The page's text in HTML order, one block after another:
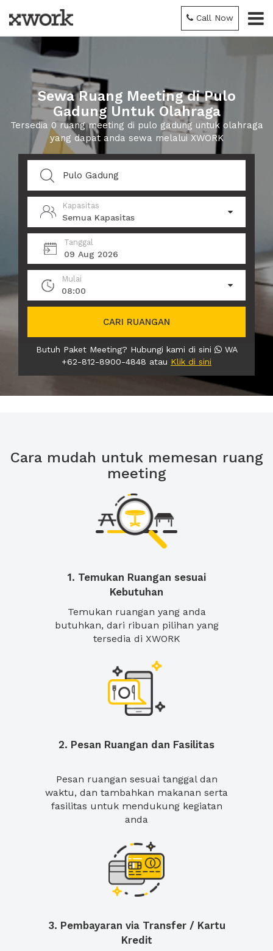
Call Now
Sewa Ruang Meeting di Pulo
Gadung Untuk Olahraga
Tersedia 0 ruang meeting di pulo gadung untuk olahraga
yang dapat anda sewa melalui XWORK
Kapasitas
Semua Kapasitas
Tanggal
09 Aug 2026
Mulai
08:00
CARI RUANGAN
Butuh Paket Meeting? Hubungi kami di sini
WA
+62-812-8900-4848 atau Klik di sini
Cara mudah untuk memesan ruang
meeting
1. Temukan Ruangan sesuai
Kebutuhan
Temukan ruangan yang anda
butuhkan, dari ribuan pilihan yang
tersedia di XWORK
2. Pesan Ruangan dan Fasilitas
Pesan ruangan sesuai tanggal dan
waktu, dan tambahkan makanan serta
fasilitas untuk mendukung kegiatan
anda
3. Pembayaran via Transfer / Kartu
Kredit